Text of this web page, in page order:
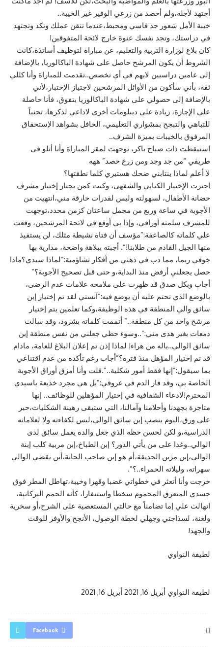
أجتهد لأجله،ولم أحصد من زرعي الوفير غير الخيبة..
خيبة الأمل شعور جد قاسي ومحبط،عندما تتقن عملك وتكد وتجتهد
في دراستك، وتجد نفسك عنوة خارج لائحة المتفوقين!
كان بلاغ لوزارة التربية والتعليم، عن مباراة لتوظيف أساتذة،كانت
الشروط أن يكون المرشح حاصل على شهادة الباكالوريا، بالإضافة
إلى عامين دراسيين لايهم في أي تخصص..تقدمت للمباراة وأنا كللي
ثقة، بأني سأكون من الأوائل المرشحين لاجتياز الإختبار،لأني
بالإضافة إلى حصولي على شهادة الباكالوريا بتفوق، فأنا حاصلة
على الإجازة، زيادة على ديبلومات أخرى لاداعي لذكرها، تجنباً
للتباهي والتبجح بمشواري التعليمي، الحافل بشواهد الإستحقاق
المرفوق بالخيبات بميزة الشرف..
استيقظت ذات صباح باكر، توجهت لمقر المباراة وأنا أتلو في
طريقي “من جد وجد ومن زرع حصد” ههه
لا أعلم لماذا ينتابني ضحك هستيري كلما نطقتها؟
اجتزت الإختبار الكتابي والشفهي، وكنت كمن يجتاز إختبار مشرف
حضانة الأطفال، لسهولته وليس لقدرات خارقة مني،انتهيت من
الأجوبة في ساعة وربع من مجمل ساعتان كزمن محدد،توجهت
للمشرف سلمته أوراقي، وإذا بي أوقع في لائحة المرشحين، وقعت
علي كلماته كالصاعقة:”مؤسف أن فتاة نشيطة مثلك، لن يستفيذ
منها الجيل القادم من طلابنا!”. أجبته ببلاهة واضحة، مدارية بها
خوفي ربما، مما دب في ذهني من أفكار تشاؤمية:”لماذا سيدي؟ماذا
حصل يجعلني أرفض منذ البداية،و حتى قبل تصحيح الأجوبة؟”
أجاب وبكل صدق قد ظهرت على ملامحه علامات عدم الرضى،
بالوضع الذي تحتم عليه أن يوضع فيه:”آنستي لقد تم إختيار إبن
سائق والي المنطقة في هذه الوظيفة،وكما تعلمين يتم إختيار
مرشح واحد من كل منطقة..” أتممت كلماته بشرود، وقد سالت
دمعات بغير هدى مني:”..وسوء حظي جعلني من نفس منطقة إبن
سائق الوالي..ياله من هراء! لماذا إذن تم إعلان البلاغ للعامة، مادام
قد تم إختيار المؤهل منذ فترة؟”أجاب رغم تأكده من عدم اقتناعي
بما سيقول:”إنها فقط أمور شكلية..”.قلت وأنا أمزق أوراق الأجوبة
الخاصة بي، وقد فار الدم في عروقي:”بل هي مجرد خذيعة ياسيدي
المحترم!لادعاء الشفافية في إختيار المؤهلين للوظائف.. إنها
متاجرة بجهدنا وأحلامنا وآمالنا، التي ستبقى رهينة الشكليات،حبر
على ورق،اليوم ينصب إبن سائق الوالي،ليس لكفاءته ولا لعلاماته
الدراسية،و لكن لحسن حظه الذي جعل والده يعمل سائق لدى
الوالي..وغدا على من يأتي الدور؟ إبن الطباخ،إبن مربية كلب إبنة
الوالي،إبن مزين الحديقة،أم هو إبن صاحب الحانة،أين يقضي الوالي
سهراته، وليلاته الحمراء..؟”.
خرجت وأنا أتعثر في خطواتي غضبا وقهرا وخيبة،تهاطل المطر فوق
جسدي المتعرق المحموم سخطا واستنفارا، كأنه الحمم البركانية،
انهالت علي إما تضامناً مع حالتي المستعصية على الشرح،أو سخرية
ولعنة، لسذاجتي وجهلي لخطة الوصول، الأنجح والأوفر للوقت
والجهد!
لطيفة النواوي
لطيفة النواوي أبريل 16, 2021 أبريل 16, 2021
Facebook